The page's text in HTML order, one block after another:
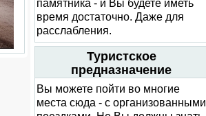
памятника - и Вы будете иметь
время достаточно. Даже для
расслабления.
Туристское
предназначение
Вы можете пойти во многие
места сюда - с организованными